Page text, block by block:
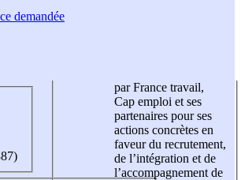
demandée
par France travail,
Cap emploi et ses
partenaires pour ses
actions concrètes en
faveur du recrutement,
de l’intégration et de
l’accompagnement de